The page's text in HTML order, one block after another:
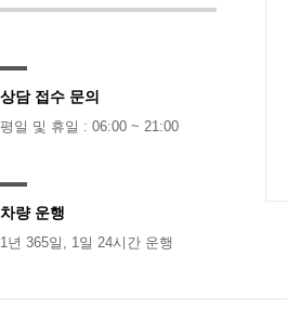
상담 접수 문의
평일 및 휴일 : 06:00 ~ 21:00
차량 운행
1년 365일, 1일 24시간 운행